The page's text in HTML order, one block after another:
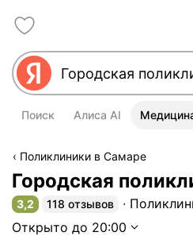
Поиск Алиса AI
Поликлиники в Самаре
Городская
Рейтинг 3,2 из 5
3,2 118 отзывов
Открыто до 20:00